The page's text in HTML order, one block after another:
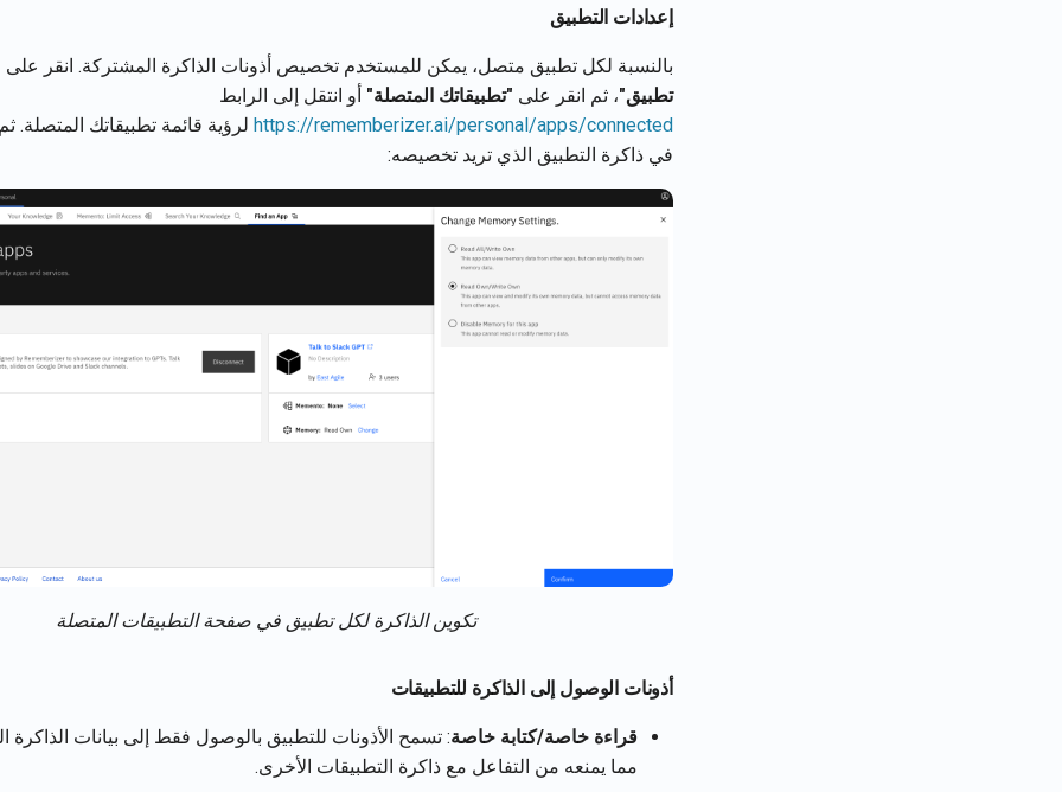
إعدادات التطبيق
بالنسبة لكل تطبيق متصل، يمكن للمستخدم تخصيص أذونات الذاكرة المشتركة. انقر على
تطبيق"، ثم انقر على "تطبيقاتك المتصلة" أو انتقل إلى الرابط
https://rememberizer.ai/personal/apps/connected لرؤية قائمة تطبيقاتك المتصلة.
في ذاكرة التطبيق الذي تريد تخصيصه:
تكوين الذاكرة لكل تطبيق في صفحة التطبيقات المتصلة
أذونات الوصول إلى الذاكرة للتطبيقات
قراءة خاصة/كتابة خاصة: تسمح الأذونات للتطبيق بالوصول فقط إلى بيانات الذاكرة
مما يمنعه من التفاعل مع ذاكرة التطبيقات الأخرى.